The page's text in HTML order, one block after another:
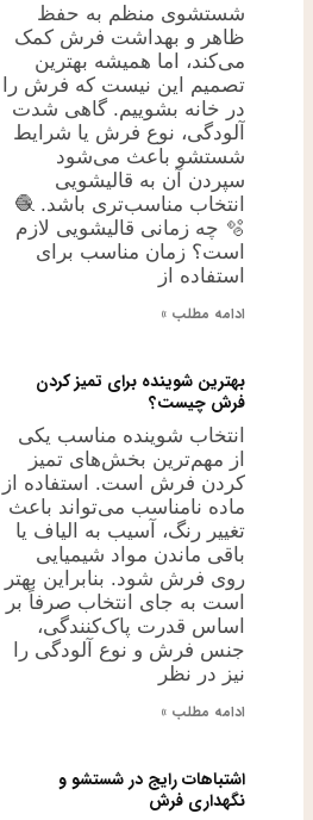
شستشوی منظم به حفظ
ظاهر و بهداشت فرش کمک
می‌کند، اما همیشه بهترین
تصمیم این نیست که فرش را
در خانه بشوییم. گاهی شدت
آلودگی، نوع فرش یا شرایط
شستشو باعث می‌شود
سپردن آن به قالیشویی
انتخاب مناسب‌تری باشد. 🧶
🫧 چه زمانی قالیشویی لازم
است؟ زمان مناسب برای
استفاده از
ادامه مطلب »
بهترین شوینده برای تمیز کردن
فرش چیست؟
انتخاب شوینده مناسب یکی
از مهم‌ترین بخش‌های تمیز
کردن فرش است. استفاده از
ماده نامناسب می‌تواند باعث
تغییر رنگ، آسیب به الیاف یا
باقی ماندن مواد شیمیایی
روی فرش شود. بنابراین بهتر
است به جای انتخاب صرفاً بر
اساس قدرت پاک‌کنندگی،
جنس فرش و نوع آلودگی را
نیز در نظر
ادامه مطلب »
اشتباهات رایج در شستشو و
نگهداری فرش